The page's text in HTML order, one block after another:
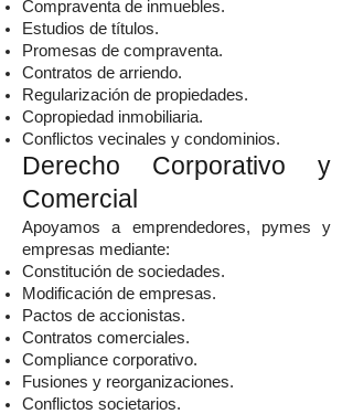
Compraventa de inmuebles.
Estudios de títulos.
Promesas de compraventa.
Contratos de arriendo.
Regularización de propiedades.
Copropiedad inmobiliaria.
Conflictos vecinales y condominios.
Derecho Corporativo y
Comercial
Apoyamos a emprendedores, pymes y
empresas mediante:
Constitución de sociedades.
Modificación de empresas.
Pactos de accionistas.
Contratos comerciales.
Compliance corporativo.
Fusiones y reorganizaciones.
Conflictos societarios.